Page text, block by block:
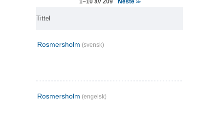
1–10 av 209 Neste >>
Tittel
Rosmersholm (svensk)
Rosmersholm (engelsk)